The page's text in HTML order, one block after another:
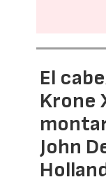
El
Krone
John